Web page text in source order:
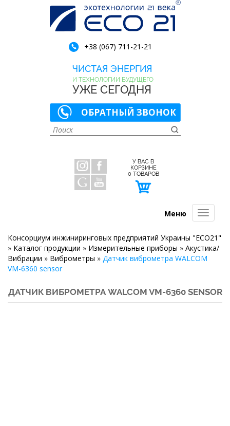
+38 (067) 711-21-21
ЧИСТАЯ ЭНЕРГИЯ
И ТЕХНОЛОГИИ БУДУЩЕГО
УЖЕ СЕГОДНЯ
ОБРАТНЫЙ ЗВОНОК
У ВАС В
КОРЗИНЕ
0 ТОВАРОВ
Меню
Консорциум инжиниринговых предприятий Украины "ECO21"
» Каталог продукции » Измерительные приборы » Акустика/
Вибрации » Виброметры » Датчик виброметра WALCOM
VM-6360 sensor
ДАТЧИК ВИБРОМЕТРА WALCOM VM-6360 SENSOR